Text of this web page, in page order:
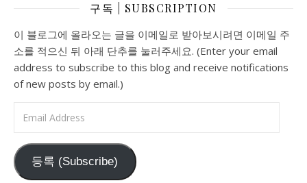
구독 | SUBSCRIPTION
이 블로그에 올라오는 글을 이메일로 받아보시려면 이메일 주
소를 적으신 뒤 아래 단추를 눌러주세요. (Enter your email
address to subscribe to this blog and receive notifications
of new posts by email.)
등록 (Subscribe)